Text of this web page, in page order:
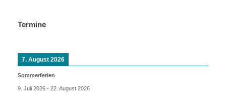
Termine
7. August 2026
Sommerferien
9. Juli 2026 - 22. August 2026